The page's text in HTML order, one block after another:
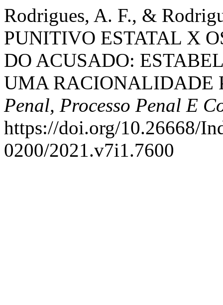
Rodrigues, A. F., &
PUNITIVO ESTATAL X
DO ACUSADO:
UMA RACIONALIDADE
Penal, Processo Penal E
https://doi.org/10.26668/
0200/2021.v7i1.7600